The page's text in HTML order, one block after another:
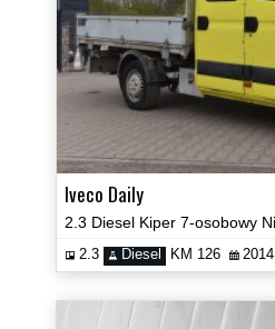
Iveco Daily
2.3 Diesel KM 126 2014